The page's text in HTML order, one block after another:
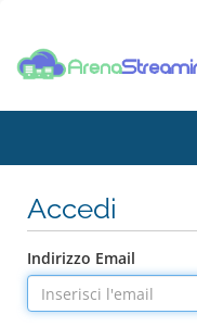
Accedi
Indirizzo Email